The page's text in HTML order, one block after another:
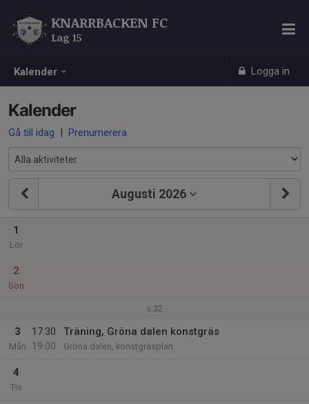
Kalender Logga in
KNARRBACKEN FC
Lag 15
Kalender
Gå till idag | Prenumerera
Augusti 2026
1
Lör
2
Sön
v.32
3
Mån
17:30
19:00
Träning, Gröna dalen konstgräs
Gröna dalen, konstgräsplan
4
Tis